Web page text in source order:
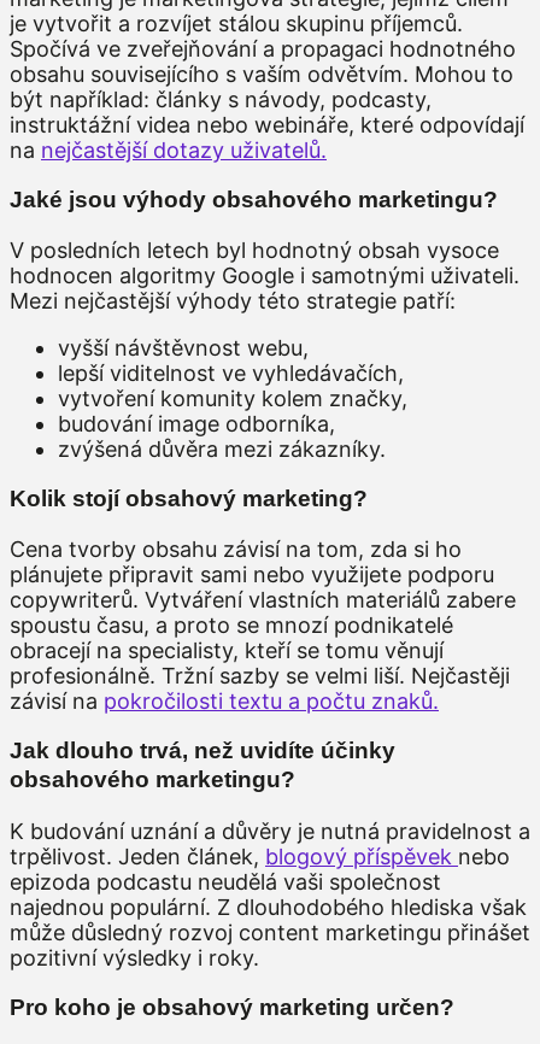
je vytvořit a rozvíjet stálou skupinu příjemců.
Spočívá ve zveřejňování a propagaci hodnotného
obsahu souvisejícího s vaším odvětvím. Mohou to
být například: články s návody, podcasty,
instruktážní videa nebo webináře, které odpovídají
na nejčastější dotazy uživatelů.
Jaké jsou výhody obsahového marketingu?
V posledních letech byl hodnotný obsah vysoce
hodnocen algoritmy Google i samotnými uživateli.
Mezi nejčastější výhody této strategie patří:
vyšší návštěvnost webu,
lepší viditelnost ve vyhledávačích,
vytvoření komunity kolem značky,
budování image odborníka,
zvýšená důvěra mezi zákazníky.
Kolik stojí obsahový marketing?
Cena tvorby obsahu závisí na tom, zda si ho
plánujete připravit sami nebo využijete podporu
copywriterů. Vytváření vlastních materiálů zabere
spoustu času, a proto se mnozí podnikatelé
obracejí na specialisty, kteří se tomu věnují
profesionálně. Tržní sazby se velmi liší. Nejčastěji
závisí na pokročilosti textu a počtu znaků.
Jak dlouho trvá, než uvidíte účinky
obsahového marketingu?
K budování uznání a důvěry je nutná pravidelnost a
trpělivost. Jeden článek, blogový příspěvek nebo
epizoda podcastu neudělá vaši společnost
najednou populární. Z dlouhodobého hlediska však
může důsledný rozvoj content marketingu přinášet
pozitivní výsledky i roky.
Pro koho je obsahový marketing určen?